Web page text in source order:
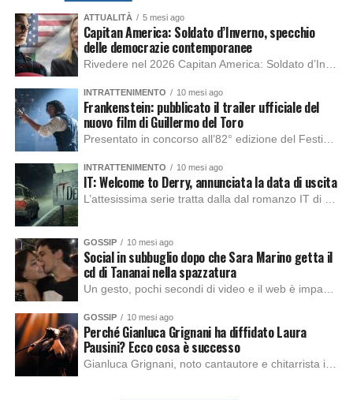
ATTUALITÀ 5 mesi ago
Capitan America: Soldato d’Inverno, specchio
delle democrazie contemporanee
Rivedere nel 2026 Capitan America: Soldato d’Inverno, fa notare elementi delle democrazie moderne attuali che presentano un impatto diretto con il pubblico e il richiamo della forza di volontà e il pensiero critico del singolo. Captain America: Soldato d’Inverno (Captain America: The Winter Soldier nella versione originale) è il secondo film del supereroe della Marvel […]
INTRATTENIMENTO 10 mesi ago
Frankenstein: pubblicato il trailer ufficiale del
nuovo film di Guillermo del Toro
Presentato in concorso all’82° edizione del Festival del Cinema di Venezia, con l’impeccabile interpretazione di Oscar Isaac, Jacob Elordi, Mia Goth e Christoph Waltz, è stato pubblicato il trailer finale della nuova trasposizione cinematografica di Frankenstein firmata dal regista Guillermo del Toro. Sarà disponibile in anteprima nei cinema selezionati dal 22 ottobre e sulla piattaforma […]
INTRATTENIMENTO 10 mesi ago
IT: Welcome to Derry, annunciata la data di uscita
L’attesissima serie tratta dalla dal romanzo IT di Stephen King, arriverà anche in Italia, molto prima del previsto, dato che nei giorni precedenti HBO Max ha rivelato la data di uscita negli Stati Uniti, è giunto il momento anche per l’Italia. La nuova serie drammatica creata dal regista Andy Muschietti, basata sul romanzo best seller […]
GOSSIP 10 mesi ago
Social in subbuglio dopo che Sara Marino getta il
cd di Tananai nella spazzatura
Un gesto, pochi secondi di video e il web è impazzito. Nella serata di domenica, Sara Marino, ex compagna di Tananai, ha pubblicato su Instagram una storia che non lasciava spazio a interpretazioni: il cd del cantante finiva dritto nella spazzatura. Un segnale forte e simbolico allo stesso tempo. Questa vicenda arriva dopo altre indicazioni […]
GOSSIP 10 mesi ago
Perché Gianluca Grignani ha diffidato Laura
Pausini? Ecco cosa è successo
Gianluca Grignani, noto cantautore e chitarrista italiano, ha recentemente inviato una diffida formale a Laura Pausini. Al centro dello scontro sembra esserci il brano più amato del cantautore italiano, nonché “la mia storia tra le dita”, che la Pausina ha reinterpretato per “Io canto 2” in varie lingue (Italiano, Spagnolo, Portoghese e Francese), dichiarando pubblicamente […]